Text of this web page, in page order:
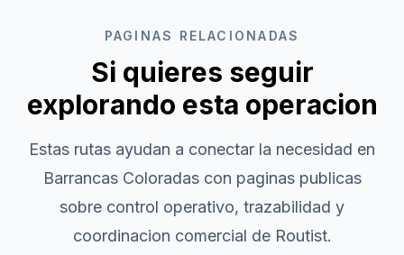
PAGINAS RELACIONADAS
Si quieres seguir
explorando esta operacion
Estas rutas ayudan a conectar la necesidad en
Barrancas Coloradascon paginas publicas
sobre control operativo, trazabilidad y
coordinacion comercial de Routist.